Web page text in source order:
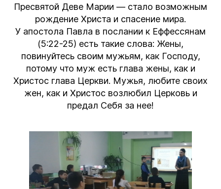
Пресвятой Деве Марии — стало возможным
рождение Христа и спасение мира.
У апостола Павла в послании к Еффессянам
(5:22-25) есть такие слова: Жены,
повинуйтесь своим мужьям, как Господу,
потому что муж есть глава жены, как и
Христос глава Церкви. Мужья, любите своих
жен, как и Христос возлюбил Церковь и
предал Себя за нее!